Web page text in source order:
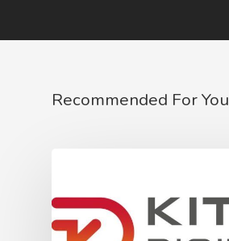
Recommended For You